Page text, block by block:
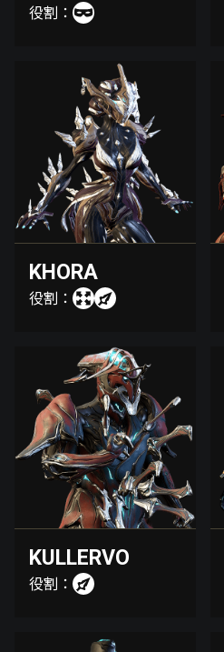
役割：
KHORA
役割：
KULLERVO
役割：